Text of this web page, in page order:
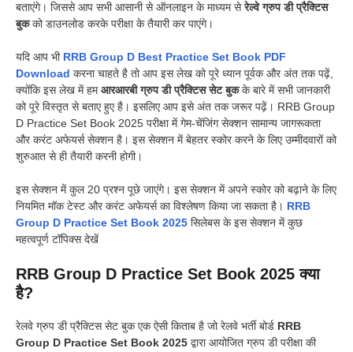
बताएंगे। जिससे आप सभी आसानी से ऑनलाइन के माध्यम सेरेल्वे ग्रुप डी प्रैक्टिस
बुकको डाउनलोड करके परीक्षा के तैयारी कर पाएंगे।
यदि आप भीRRB Group D Best Practice Set Book PDF
Download करना चाहते है तो आप इस लेख को पूरे ध्यान पूर्वक और अंत तक पढ़ें,
क्योंकि इस लेख में हमआरआरबी ग्रुप डी प्रैक्टिस सेट बुकके बारे में सभी जानकारी
को पूरे विस्तृत से बताए हुए है। इसलिए आप इसे अंत तक जरूर पढ़ें। RRB Group
D Practice Set Book 2025 परीक्षा में गेम-चेंजिंग सेक्शन सामान्य जागरूकता
और करंट अफेयर्स सेक्शन है। इस सेक्शन में बेहतर स्कोर करने के लिए उम्मीदवारों को
शुरुआत से ही तैयारी करनी होगी।
इस सेक्शन में कुल 20 प्रश्न पूछे जाएंगे। इस सेक्शन में अपने स्कोर को बढ़ाने के लिए
नियमित मॉक टेस्ट और करंट अफेयर्स का विश्लेषण किया जा सकता है। RRB
Group D Practice Set Book 2025 सिलेबस के इस सेक्शन में कुछ
महत्वपूर्ण टॉपिक्स देखें
RRB Group D Practice Set Book 2025 क्या
है?
रेलवे ग्रुप डी प्रैक्टिस सेट बुक एक ऐसी किताब है जो रेलवे भर्ती बोर्ड RRB
Group D Practice Set Book 2025 द्वारा आयोजित ग्रुप डी परीक्षा की